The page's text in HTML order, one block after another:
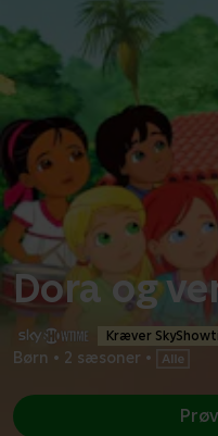
Dora og
Kræver
Børn • 2 sæsoner •